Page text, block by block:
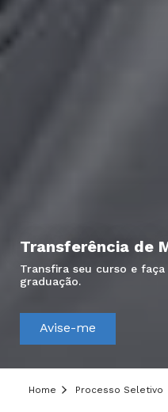
Transferência de
Transfira seu curso e
graduação.
Avise-me
Home Processo Seletivo